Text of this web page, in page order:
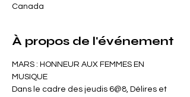
Canada
À propos de l'événement
MARS : HONNEUR AUX FEMMES EN
MUSIQUE
Dans le cadre des jeudis 6@8, Délires et